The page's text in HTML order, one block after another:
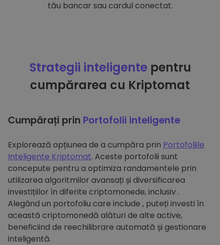
tău bancar sau cardul conectat.
Strategii inteligentepentru
cumpărarea cu Kriptomat
Cumpărați prin Portofolii inteligente
Explorează opțiunea de a cumpăra prin Portofoliile
Inteligente Kriptomat. Aceste portofolii sunt
concepute pentru a optimiza randamentele prin
utilizarea algoritmilor avansați și diversificarea
investițiilor în diferite criptomonede, inclusiv .
Alegând un portofoliu care include , puteți investi în
această criptomonedă alături de alte active,
beneficiind de reechilibrare automată și gestionare
inteligentă.